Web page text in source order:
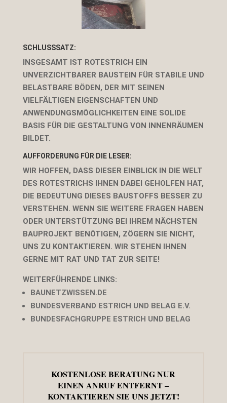
SCHLUSSSATZ:
INSGESAMT IST ROTESTRICH EIN
UNVERZICHTBARER BAUSTEIN FÜR STABILE UND
BELASTBARE BÖDEN, DER MIT SEINEN
VIELFÄLTIGEN EIGENSCHAFTEN UND
ANWENDUNGSMÖGLICHKEITEN EINE SOLIDE
BASIS FÜR DIE GESTALTUNG VON INNENRÄUMEN
BILDET.
AUFFORDERUNG FÜR DIE LESER:
WIR HOFFEN, DASS DIESER EINBLICK IN DIE WELT
DES ROTESTRICHS IHNEN DABEI GEHOLFEN HAT,
DIE BEDEUTUNG DIESES BAUSTOFFS BESSER ZU
VERSTEHEN. WENN SIE WEITERE FRAGEN HABEN
ODER UNTERSTÜTZUNG BEI IHREM NÄCHSTEN
BAUPROJEKT BENÖTIGEN, ZÖGERN SIE NICHT,
UNS ZU KONTAKTIEREN. WIR STEHEN IHNEN
GERNE MIT RAT UND TAT ZUR SEITE!
WEITERFÜHRENDE LINKS:
BAUNETZWISSEN.DE
BUNDESVERBAND ESTRICH UND BELAG E.V.
BUNDESFACHGRUPPE ESTRICH UND BELAG
KOSTENLOSE BERATUNG NUR
EINEN ANRUF ENTFERNT –
KONTAKTIEREN SIE UNS JETZT!